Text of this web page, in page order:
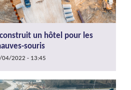
un hôtel pour les
souris
04/2022 - 13:45